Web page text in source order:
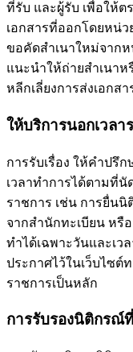
ที่รับ และผู้รับ เพื่อให้ต
เอกสารที่ออกโดยหน่
ขอคัดสำเนาใหม่จากห
แนะนำให้ถ่ายสำเนา
หลีกเลี่ยงการส่งเอก
ให้บริการนอกเวล
การรับเรื่อง ให้คำปรึ
เวลาทำการได้ตามที่
ราชการ เช่น การยื่น
จากสำนักทะเบียน หรื
ทำได้เฉพาะวันและเว
ประกาศไว้ในเว็บไซต์
ราชการเป็นหลัก
การรับรองนิติกรณ์